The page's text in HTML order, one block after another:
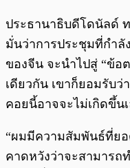
พร้อมเล่น
ประธานาธิบดีโดนัลด์
มั่นว่าการประชุมที่กำ
ของจีน จะนำไปสู่ “ข้อ
เดียวกัน เขาก็ยอมรับว่
คอยนี้อาจจะไม่เกิดขึ้น
“ผมมีความสัมพันธ์ที่ย
คาดหวังว่าจะสามารถ